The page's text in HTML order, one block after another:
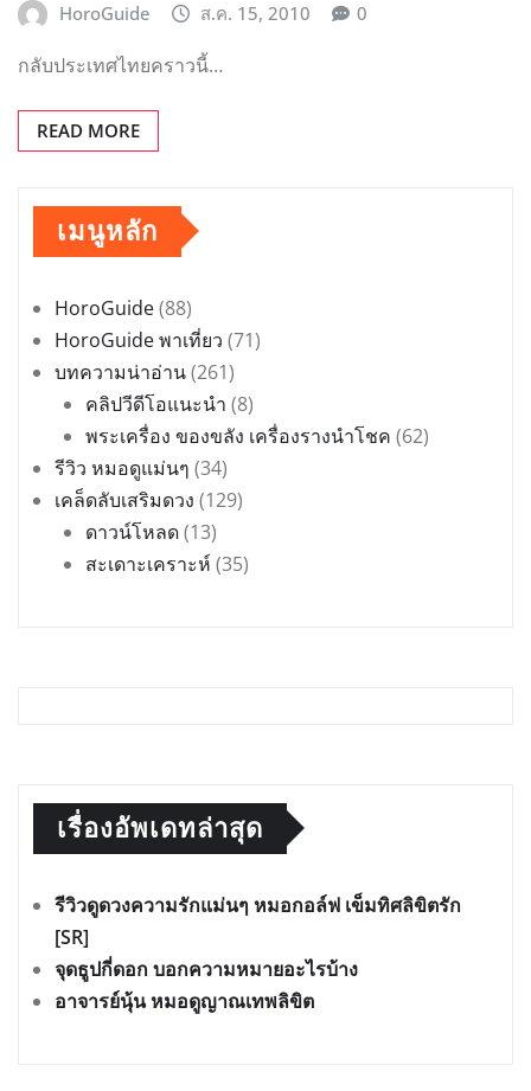
HoroGuide ส.ค. 15, 2010 0
กลับประเทศไทยคราวนี้…
READ MORE
เมนูหลัก
HoroGuide(88)
HoroGuide พาเที่ยว (71)
บทความน่าอ่าน(261)
คลิปวีดีโอแนะนำ (8)
พระเครื่อง ของขลัง เครื่องรางนำโชค (62)
รีวิว หมอดูแม่นๆ (34)
เคล็ดลับเสริมดวง (129)
ดาวน์โหลด(13)
สะเดาะเคราะห์ (35)
เรื่องอัพเดทล่าสุด
รีวิวดูดวงความรักแม่นๆ หมอกอล์ฟ เข็มทิศลิขิตรัก
[SR]
จุดธูปกี่ดอก บอกความหมายอะไรบ้าง
อาจารย์นุ้น หมอดูญาณเทพลิขิต